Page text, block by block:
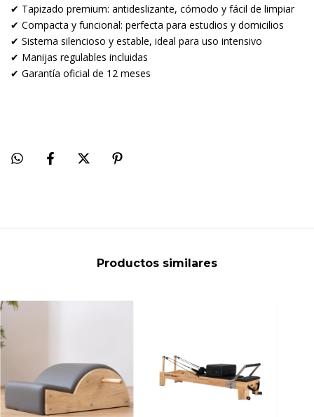
✔ Tapizado premium: antideslizante, cómodo y fácil de limpiar
✔ Compacta y funcional: perfecta para estudios y domicilios
✔ Sistema silencioso y estable, ideal para uso intensivo
✔ Manijas regulables incluidas
✔ Garantía oficial de 12 meses
Productos similares